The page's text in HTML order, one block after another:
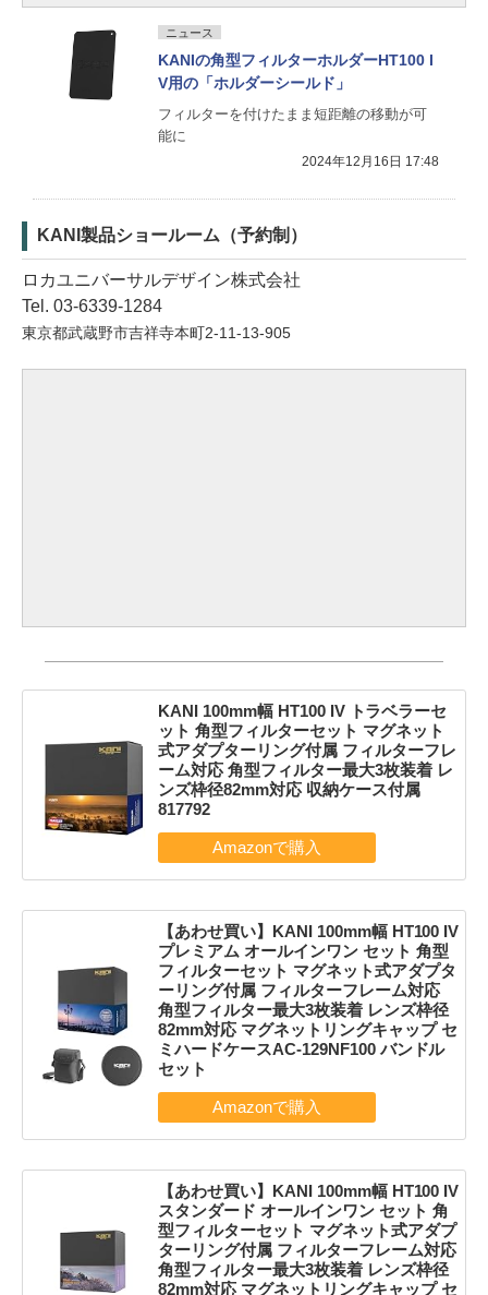
ニュース
KANIの角型フィルターホルダーHT100 I
V用の「ホルダーシールド」
フィルターを付けたまま短距離の移動が可
能に
2024年12月16日 17:48
KANI製品ショールーム（予約制）
ロカユニバーサルデザイン株式会社
Tel. 03-6339-1284
東京都武蔵野市吉祥寺本町2-11-13-905
KANI 100mm幅 HT100 IV トラベラーセ
ット 角型フィルターセット マグネット
式アダプターリング付属 フィルターフレ
ーム対応 角型フィルター最大3枚装着 レ
ンズ枠径82mm対応 収納ケース付属
817792
【あわせ買い】KANI 100mm幅 HT100 IV
プレミアム オールインワン セット 角型
フィルターセット マグネット式アダプタ
ーリング付属 フィルターフレーム対応
角型フィルター最大3枚装着 レンズ枠径
82mm対応 マグネットリングキャップ セ
ミハードケースAC-129NF100 バンドル
セット
【あわせ買い】KANI 100mm幅 HT100 IV
スタンダード オールインワン セット 角
型フィルターセット マグネット式アダプ
ターリング付属 フィルターフレーム対応
角型フィルター最大3枚装着 レンズ枠径
82mm対応 マグネットリングキャップ セ